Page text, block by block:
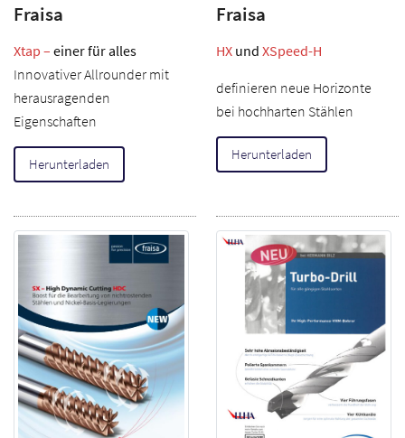
Fraisa
Xtap – einer für alles
Innovativer Allrounder mit
herausragenden
Eigenschaften
Herunterladen
Fraisa
HX und XSpeed-H
definieren neue Horizonte
bei hochharten Stählen
Herunterladen